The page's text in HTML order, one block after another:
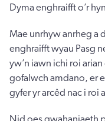
Dyma enghraifft o’r
Mae unrhyw anrheg a
enghraifft wyau Pasg
yw’n iawn ichi roi
gofalwch amdano, er
gyfer yr arcêd nac i roi
Nid oes gwahaniaeth